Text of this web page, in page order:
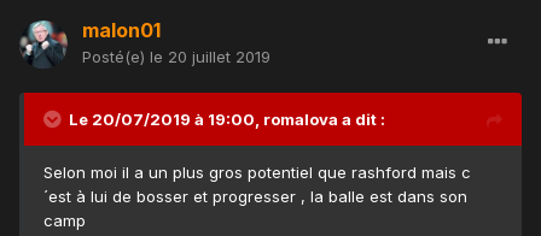
malon01
Posté(e) le 20 juillet 2019
Le 20/07/2019 à 19:00, romalova a dit :
Selon moi il a un plus gros potentiel que rashford mais c
´est à lui de bosser et progresser , la balle est dans son
camp